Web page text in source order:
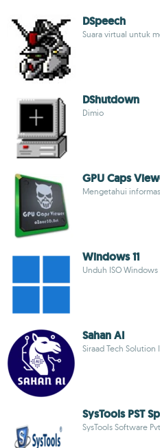
DSpeech
Suara virtual untuk
DShutdown
Dimio
GPU Caps
Mengetahui
Windows 11
Unduh ISO
Sahan AI
Siraad Tech Solution
SysTools PST
SysTools Software